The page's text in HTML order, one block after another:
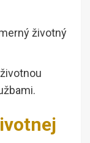
životný